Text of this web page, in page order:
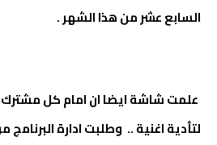
السابع عشر من هذا الشهر .
علمت شاشة ايضا ان امام كل
لتأدية اغنية .. وطلبت ادارة